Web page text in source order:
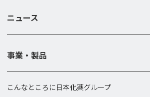
ニュース
事業・製品
こんなところに日本化薬グループ